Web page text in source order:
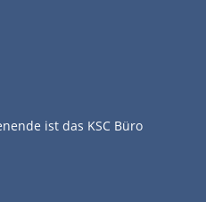
ist das KSC Büro